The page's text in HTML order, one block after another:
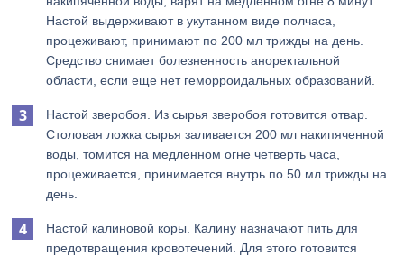
Настой выдерживают в укутанном виде полчаса,
процеживают, принимают по 200 мл трижды на день.
Средство снимает болезненность аноректальной
области, если еще нет геморроидальных образований.
Настой зверобоя. Из сырья зверобоя готовится отвар.
Столовая ложка сырья заливается 200 мл накипяченной
воды, томится на медленном огне четверть часа,
процеживается, принимается внутрь по 50 мл трижды на
день.
Настой калиновой коры. Калину назначают пить для
предотвращения кровотечений. Для этого готовится